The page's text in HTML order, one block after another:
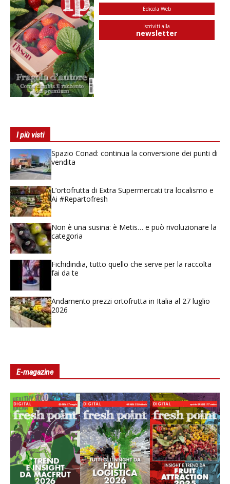
Edicola Web
Iscriviti alla
newsletter
I più visti
Spazio Conad: continua la conversione dei punti di
vendita
L’ortofrutta di Extra Supermercati tra localismo e
Ai #Repartofresh
Non è una susina: è Metis… e può rivoluzionare la
categoria
Fichidindia, tutto quello che serve per la raccolta
fai da te
Andamento prezzi ortofrutta in Italia al 27 luglio
2026
E-magazine